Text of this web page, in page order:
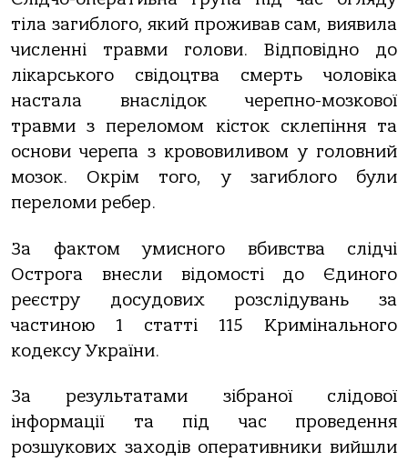
тіла загиблого, який проживав сам, виявила
численні травми голови. Відповідно до
лікарського свідоцтва смерть чоловіка
настала внаслідок черепно-мозкової
травми з переломом кісток склепіння та
основи черепа з крововиливом у головний
мозок. Окрім того, у загиблого були
переломи ребер.
За фактом умисного вбивства слідчі
Острога внесли відомості до Єдиного
реєстру досудових розслідувань за
частиною 1 статті 115 Кримінального
кодексу України.
За результатами зібраної слідової
інформації та під час проведення
розшукових заходів оперативники вийшли